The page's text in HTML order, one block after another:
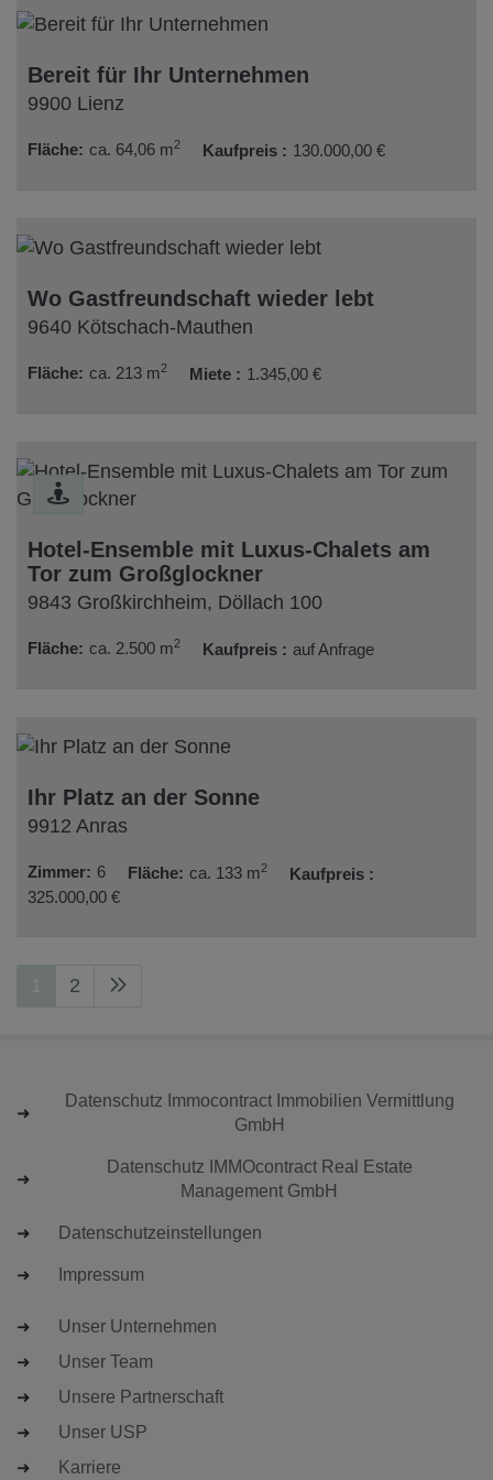
Bereit für Ihr Unternehmen
9900 Lienz
Fläche ca. 64,06 m2 Kaufpreis 130.000,00 €
Wo Gastfreundschaft wieder lebt
9640 Kötschach-Mauthen
Fläche ca. 213 m2 Miete 1.345,00 €
Hotel-Ensemble mit Luxus-Chalets am
Tor zum Großglockner
9843 Großkirchheim, Döllach 100
Fläche ca. 2.500 m2 Kaufpreis auf Anfrage
Ihr Platz an der Sonne
9912 Anras
Zimmer 6 Fläche ca. 133 m2
Kaufpreis
325.000,00 €
2
Datenschutz Immocontract Immobilien Vermittlung
GmbH
Datenschutz IMMOcontract Real Estate
Management GmbH
Datenschutzeinstellungen
Impressum
Unser Unternehmen
Unser Team
Unsere Partnerschaft
Unser USP
Karriere